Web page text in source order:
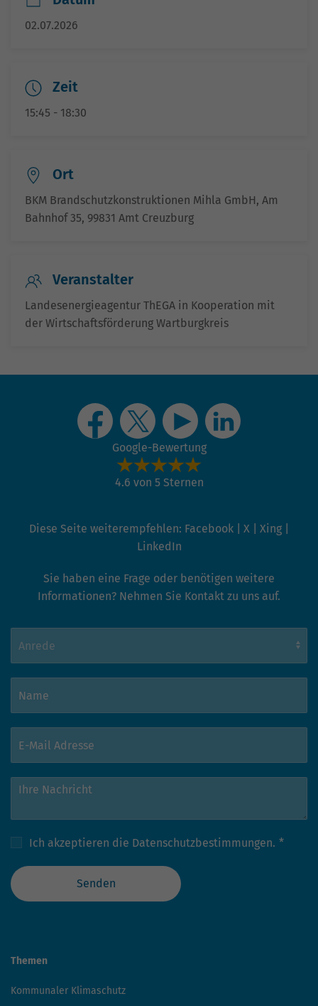
02.07.2026
Zeit
15:45 - 18:30
Ort
BKM Brandschutzkonstruktionen Mihla GmbH, Am
Bahnhof 35, 99831 Amt Creuzburg
Veranstalter
Landesenergieagentur ThEGA in Kooperation mit
der Wirtschaftsförderung Wartburgkreis
Google-Bewertung
4.6 von 5 Sternen
Diese Seite weiterempfehlen: Facebook X Xing
LinkedIn
Sie haben eine Frage oder benötigen weitere
Informationen? Nehmen Sie Kontakt zu uns auf.
Ich akzeptieren die Datenschutzbestimmungen. *
Senden
Themen
Kommunaler Klimaschutz